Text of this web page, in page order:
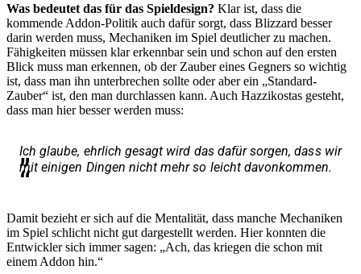
Was bedeutet das für das Spieldesign? Klar ist, dass die
kommende Addon-Politik auch dafür sorgt, dass Blizzard besser
darin werden muss, Mechaniken im Spiel deutlicher zu machen.
Fähigkeiten müssen klar erkennbar sein und schon auf den ersten
Blick muss man erkennen, ob der Zauber eines Gegners so wichtig
ist, dass man ihn unterbrechen sollte oder aber ein „Standard-
Zauber“ ist, den man durchlassen kann. Auch Hazzikostas gesteht,
dass man hier besser werden muss:
Ich glaube, ehrlich gesagt wird das dafür sorgen, dass wir
mit einigen Dingen nicht mehr so leicht davonkommen.
Damit bezieht er sich auf die Mentalität, dass manche Mechaniken
im Spiel schlicht nicht gut dargestellt werden. Hier konnten die
Entwickler sich immer sagen: „Ach, das kriegen die schon mit
einem Addon hin.“